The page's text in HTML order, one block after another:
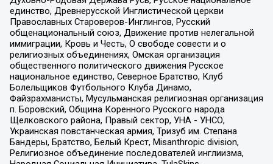
единство, Древнерусской Инглистической церкви
Православных Староверов-Инглингов, Русский
общенациональный союз, Движение против нелегальной
иммиграции, Кровь и Честь, О свободе совести и о
религиозных объединениях, Омская организация
общественного политического движения Русское
национальное единство, Северное Братство, Клуб
Болельщиков Футбольного Клуба Динамо,
Файзрахманисты, Мусульманская религиозная организация
п. Боровский, Община Коренного Русского народа
Щелковского района, Правый сектор, УНА - УНСО,
Украинская повстанческая армия, Тризуб им. Степана
Бандеры, Братство, Белый Крест, Misanthropic division,
Религиозное объединение последователей инглиизма,